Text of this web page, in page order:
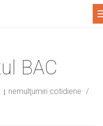
BAC
nemulţumiri cotidiene